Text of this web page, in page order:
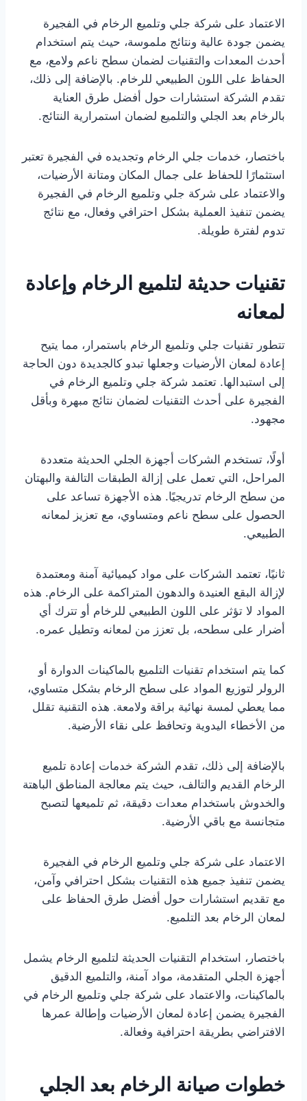
الاعتماد على شركة جلي وتلميع الرخام في الفجيرة
يضمن جودة عالية ونتائج ملموسة، حيث يتم استخدام
أحدث المعدات والتقنيات لضمان سطح ناعم ولامع، مع
الحفاظ على اللون الطبيعي للرخام. بالإضافة إلى ذلك،
تقدم الشركة استشارات حول أفضل طرق العناية
بالرخام بعد الجلي والتلميع لضمان استمرارية النتائج.
باختصار، خدمات جلي الرخام وتجديده في الفجيرة تعتبر
استثمارًا للحفاظ على جمال المكان ومتانة الأرضيات،
والاعتماد على شركة جلي وتلميع الرخام في الفجيرة
يضمن تنفيذ العملية بشكل احترافي وفعال، مع نتائج
تدوم لفترة طويلة.
تقنيات حديثة لتلميع الرخام وإعادة
لمعانه
تتطور تقنيات جلي وتلميع الرخام باستمرار، مما يتيح
إعادة لمعان الأرضيات وجعلها تبدو كالجديدة دون الحاجة
إلى استبدالها. تعتمد شركة جلي وتلميع الرخام في
الفجيرة على أحدث التقنيات لضمان نتائج مبهرة وبأقل
مجهود.
أولًا، تستخدم الشركات أجهزة الجلي الحديثة متعددة
المراحل، التي تعمل على إزالة الطبقات التالفة والبهتان
من سطح الرخام تدريجيًا. هذه الأجهزة تساعد على
الحصول على سطح ناعم ومتساوي، مع تعزيز لمعانه
الطبيعي.
ثانيًا، تعتمد الشركات على مواد كيميائية آمنة ومعتمدة
لإزالة البقع العنيدة والدهون المتراكمة على الرخام. هذه
المواد لا تؤثر على اللون الطبيعي للرخام أو تترك أي
أضرار على سطحه، بل تعزز من لمعانه وتطيل عمره.
كما يتم استخدام تقنيات التلميع بالماكينات الدوارة أو
الرولر لتوزيع المواد على سطح الرخام بشكل متساوي،
مما يعطي لمسة نهائية براقة ولامعة. هذه التقنية تقلل
من الأخطاء اليدوية وتحافظ على نقاء الأرضية.
بالإضافة إلى ذلك، تقدم الشركة خدمات إعادة تلميع
الرخام القديم والتالف، حيث يتم معالجة المناطق الباهتة
والخدوش باستخدام معدات دقيقة، ثم تلميعها لتصبح
متجانسة مع باقي الأرضية.
الاعتماد على شركة جلي وتلميع الرخام في الفجيرة
يضمن تنفيذ جميع هذه التقنيات بشكل احترافي وآمن،
مع تقديم استشارات حول أفضل طرق الحفاظ على
لمعان الرخام بعد التلميع.
باختصار، استخدام التقنيات الحديثة لتلميع الرخام يشمل
أجهزة الجلي المتقدمة، مواد آمنة، والتلميع الدقيق
بالماكينات، والاعتماد على شركة جلي وتلميع الرخام في
الفجيرة يضمن إعادة لمعان الأرضيات وإطالة عمرها
الافتراضي بطريقة احترافية وفعالة.
خطوات صيانة الرخام بعد الجلي